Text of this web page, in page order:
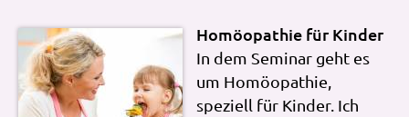
Homöopathie für Kinder
In dem Seminar geht es
um Homöopathie,
speziell für Kinder. Ich